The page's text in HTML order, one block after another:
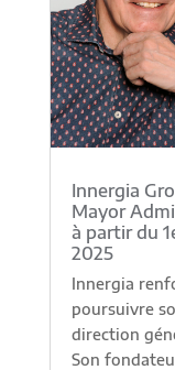
Innergia
Mayor
à partir du
2025
Innergia
poursuivre
direction
Son